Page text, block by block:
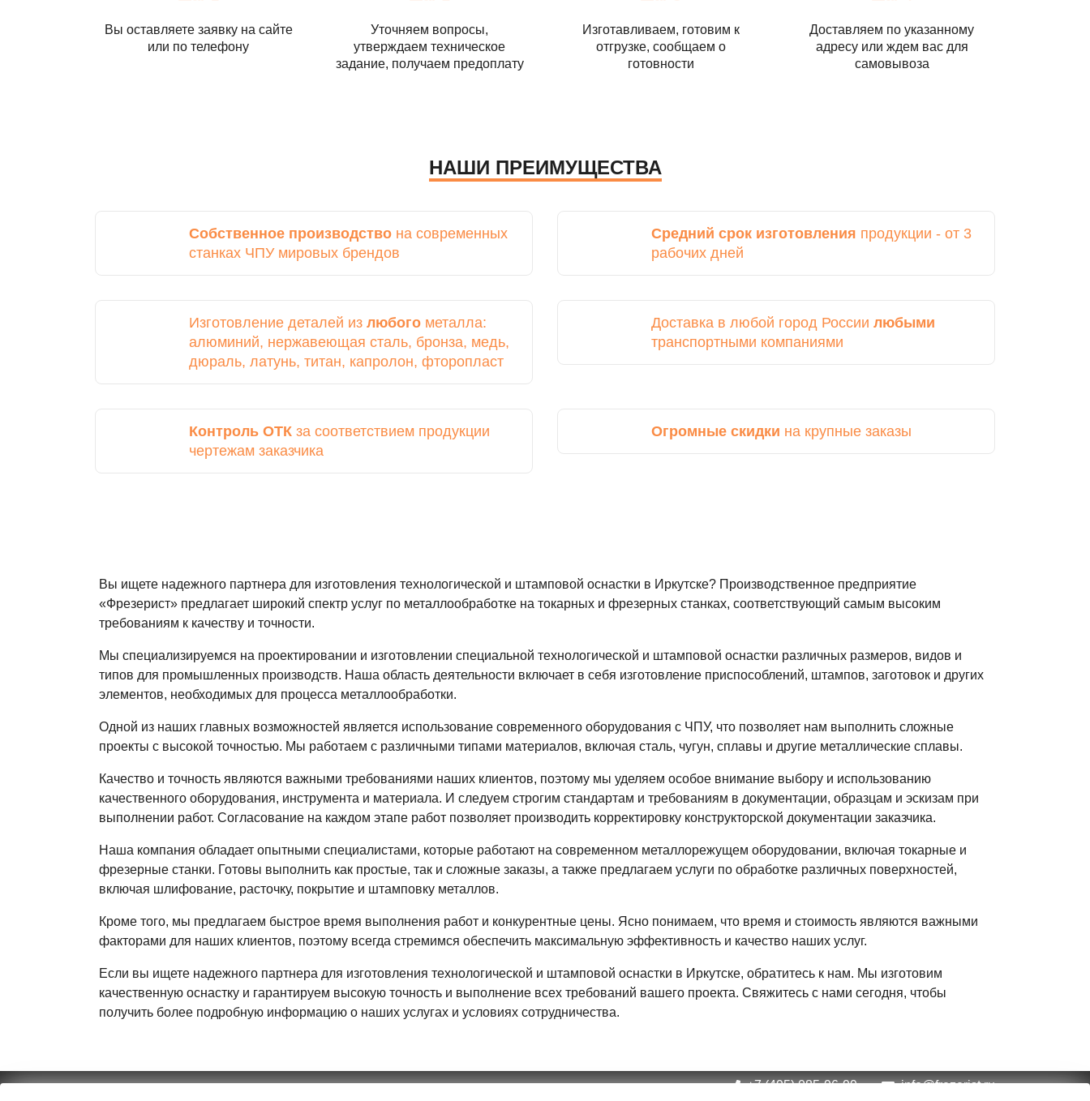
Вы оставляете заявку на сайте
или по телефону
Уточняем вопросы,
утверждаем техническое
задание, получаем предоплату
Изготавливаем, готовим к
отгрузке, сообщаем о
готовности
Доставляем по указанному
адресу или ждем вас для
самовывоза
НАШИ ПРЕИМУЩЕСТВА
Собственное производство на современных
станках ЧПУ мировых брендов
Средний срок изготовления продукции - от 3
рабочих дней
Изготовление деталей из любого металла:
алюминий, нержавеющая сталь, бронза, медь,
дюраль, латунь, титан, капролон, фторопласт
Доставка в любой город России любыми
транспортными компаниями
Контроль ОТК за соответствием продукции
чертежам заказчика
Огромные скидки на крупные заказы
Вы ищете надежного партнера для изготовления технологической и штамповой оснастки в Иркутске? Производственное предприятие
«Фрезерист» предлагает широкий спектр услуг по металлообработке на токарных и фрезерных станках, соответствующий самым высоким
требованиям к качеству и точности.
Мы специализируемся на проектировании и изготовлении специальной технологической и штамповой оснастки различных размеров, видов и
типов для промышленных производств. Наша область деятельности включает в себя изготовление приспособлений, штампов, заготовок и других
элементов, необходимых для процесса металлообработки.
Одной из наших главных возможностей является использование современного оборудования с ЧПУ, что позволяет нам выполнить сложные
проекты с высокой точностью. Мы работаем с различными типами материалов, включая сталь, чугун, сплавы и другие металлические сплавы.
Качество и точность являются важными требованиями наших клиентов, поэтому мы уделяем особое внимание выбору и использованию
качественного оборудования, инструмента и материала. И следуем строгим стандартам и требованиям в документации, образцам и эскизам при
выполнении работ. Согласование на каждом этапе работ позволяет производить корректировку конструкторской документации заказчика.
Наша компания обладает опытными специалистами, которые работают на современном металлорежущем оборудовании, включая токарные и
фрезерные станки. Готовы выполнить как простые, так и сложные заказы, а также предлагаем услуги по обработке различных поверхностей,
включая шлифование, расточку, покрытие и штамповку металлов.
Кроме того, мы предлагаем быстрое время выполнения работ и конкурентные цены. Ясно понимаем, что время и стоимость являются важными
факторами для наших клиентов, поэтому всегда стремимся обеспечить максимальную эффективность и качество наших услуг.
Если вы ищете надежного партнера для изготовления технологической и штамповой оснастки в Иркутске, обратитесь к нам. Мы изготовим
качественную оснастку и гарантируем высокую точность и выполнение всех требований вашего проекта. Свяжитесь с нами сегодня, чтобы
получить более подробную информацию о наших услугах и условиях сотрудничества.
+7 (495) 085-96-99 info@frezerist.ru